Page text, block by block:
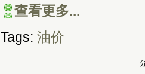
查看更多...
Tags: 油价